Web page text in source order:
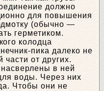
должно
для повышения
(обычно —
герметиком.
колодца
пика далеко не
части от других.
в ней
воды. Через них
Чтобы они не